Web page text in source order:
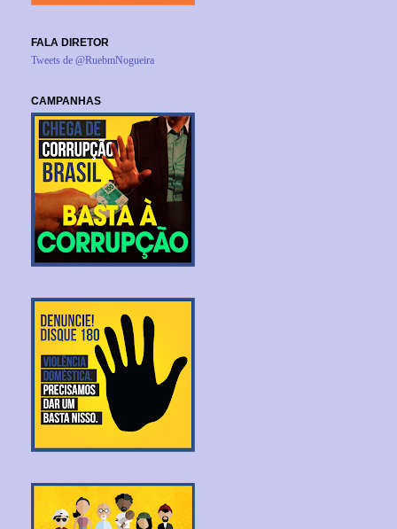
FALA DIRETOR
Tweets de @RuebmNogueira
CAMPANHAS